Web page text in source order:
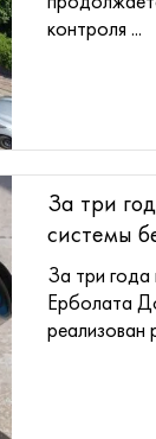
контроля ...
За три
системы
За три
Ерболата
реализован